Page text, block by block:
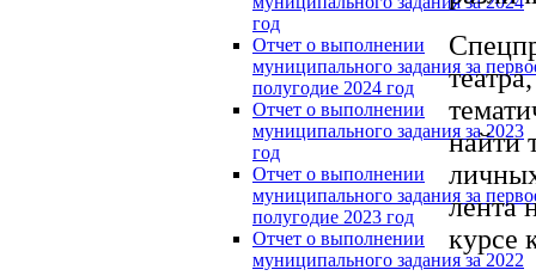
год
Отчет о выполнении
муниципального задания за
полугодие 2024 год
Отчет о выполнении
муниципального задания за 2023
год
Отчет о выполнении
муниципального задания за
полугодие 2023 год
Отчет о выполнении
муниципального задания за 2022
найти
лента
курсе